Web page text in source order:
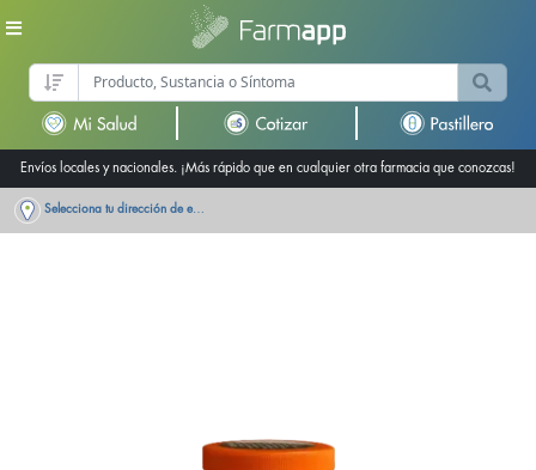
Envíos locales y nacionales. ¡Más rápido que en cualquier otra farmacia que conozcas!
Selecciona tu dirección de entrega